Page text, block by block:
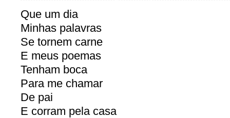
Que um dia
Minhas palavras
Se tornem carne
E meus poemas
Tenham boca
Para me chamar
De pai
E corram pela casa